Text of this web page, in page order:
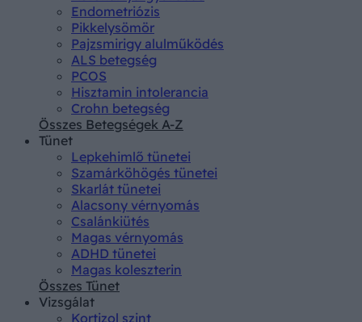
Endometriózis
Pikkelysömör
Pajzsmirigy alulműködés
ALS betegség
PCOS
Hisztamin intolerancia
Crohn betegség
Összes Betegségek A-Z
Tünet
Lepkehimlő tünetei
Szamárköhögés tünetei
Skarlát tünetei
Alacsony vérnyomás
Csalánkiütés
Magas vérnyomás
ADHD tünetei
Magas koleszterin
Összes Tünet
Vizsgálat
Kortizol szint